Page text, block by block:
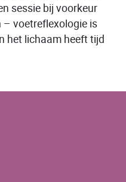
sessie bij voorkeur
– voetreflexologie is
het lichaam heeft tijd